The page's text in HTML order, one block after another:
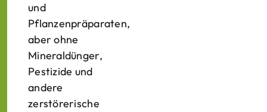
und
Pflanzenpräparaten,
aber ohne
Mineraldünger,
Pestizide und
andere
zerstörerische